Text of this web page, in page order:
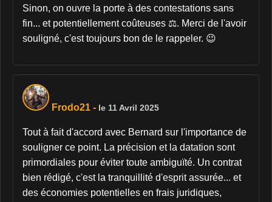
Sinon, on ouvre la porte à des contestations sans
fin... et potentiellement coûteuses ⚖️. Merci de l'avoir
souligné, c'est toujours bon de le rappeler. 😉
Frodo21 - le 11 Avril 2025
Tout à fait d'accord avec Bernard sur l'importance de
souligner ce point. La précision et la datation sont
primordiales pour éviter toute ambiguïté. Un contrat
bien rédigé, c'est la tranquillité d'esprit assurée... et
des économies potentielles en frais juridiques,